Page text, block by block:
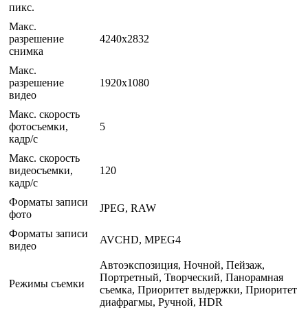
пикс.
Макс.
разрешение
снимка
4240x2832
Макс.
разрешение
видео
1920x1080
Макс. скорость
фотосъемки,
кадр/с
5
Макс. скорость
видеосъемки,
кадр/с
120
Форматы записи
фото
JPEG, RAW
Форматы записи
видео
AVCHD, MPEG4
Режимы съемки
Автоэкспозиция, Ночной, Пейзаж,
Портретный, Творческий, Панорамная
съемка, Приоритет выдержки, Приоритет
диафрагмы, Ручной, HDR